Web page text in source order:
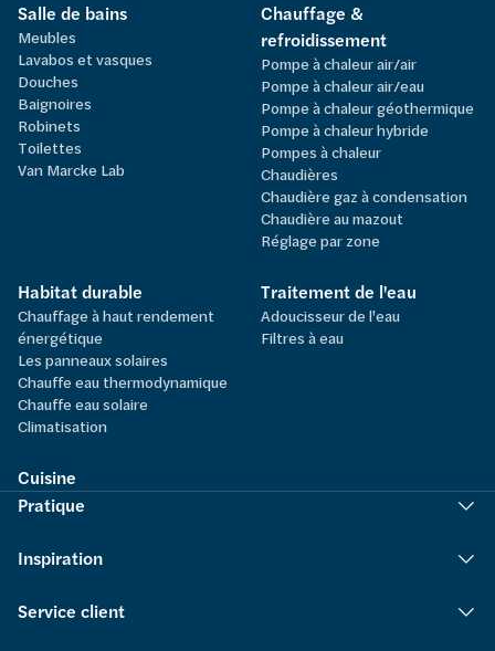
Salle de bains
Meubles
Lavabos et vasques
Douches
Baignoires
Robinets
Toilettes
Van Marcke Lab
Chauffage &
refroidissement
Pompe à chaleur air/air
Pompe à chaleur air/eau
Pompe à chaleur géothermique
Pompe à chaleur hybride
Pompes à chaleur
Chaudières
Chaudière gaz à condensation
Chaudière au mazout
Réglage par zone
Habitat durable
Chauffage à haut rendement
énergétique
Les panneaux solaires
Chauffe eau thermodynamique
Chauffe eau solaire
Climatisation
Traitement de l'eau
Adoucisseur de l'eau
Filtres à eau
Cuisine
Pratique
Inspiration
Service client